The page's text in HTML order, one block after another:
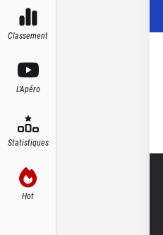
Classement
L'Apéro
Statistiques
Hot